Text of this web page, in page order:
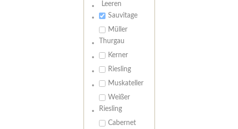
Leeren
Sauvitage
Müller
Thurgau
Kerner
Riesling
Muskateller
Weißer
Riesling
Cabernet